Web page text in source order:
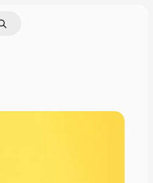
por imagen
Buscar